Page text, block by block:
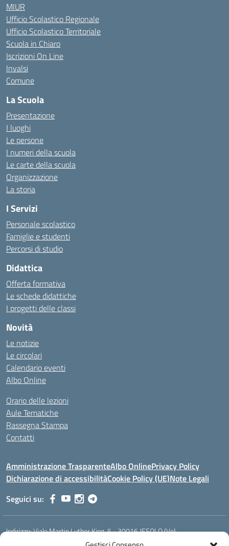
MIUR
Ufficio Scolastico Regionale
Ufficio Scolastico Territoriale
Scuola in Chiaro
Iscrizioni On Line
Invalsi
Comune
La Scuola
Presentazione
I luoghi
Le persone
I numeri della scuola
Le carte della scuola
Organizzazione
La storia
I Servizi
Personale scolastico
Famiglie e studenti
Percorsi di studio
Didattica
Offerta formativa
Le schede didattiche
I progetti delle classi
Novità
Le notizie
Le circolari
Calendario eventi
Albo Online
Orario delle lezioni
Aule Tematiche
Rassegna Stampa
Contatti
Amministrazione TrasparenteAlbo OnlinePrivacy Policy
Dichiarazione di accessibilitàCookie Policy (UE)Note Legali
Seguici su:
Indirizzo:Viale Martin Luther King, 5 - 30016 JESOLO (Ve)
Email:verh020008@istruzione.it